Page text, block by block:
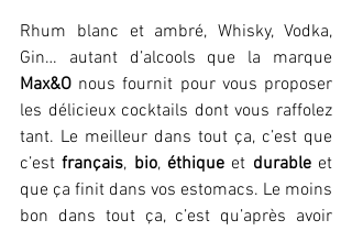
Rhum blanc et ambré, Whisky, Vodka,
Max&O nous fournit pour vous proposer
les délicieux cocktails dont vous raffolez
tant. Le meilleur dans tout ça, c’est que
c’est français, bio, éthique et durable et
que ça finit dans vos estomacs. Le moins
bon dans tout ça, c’est qu’après avoir